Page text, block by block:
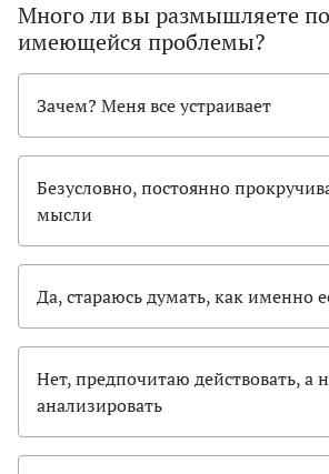
Много ли вы размышляете
имеющейся проблемы?
Зачем? Меня все устраивает
Безусловно, постоянно
мысли
Да, стараюсь думать, как именно
Нет, предпочитаю действовать, а
анализировать